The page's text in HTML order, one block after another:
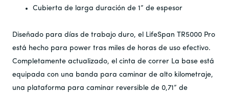
Cubierta de larga duración de 1” de espesor
Diseñado para días de trabajo duro, el LifeSpan TR5000 Pro
está hecho para power tras miles de horas de uso efectivo.
Completamente actualizado, el cinta de correr La base está
equipada con una banda para caminar de alto kilometraje,
una plataforma para caminar reversible de 0,71” de